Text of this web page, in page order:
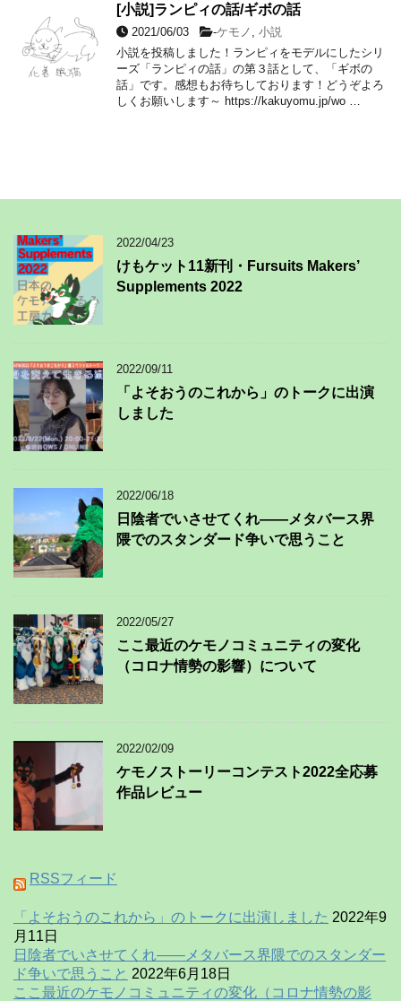
[小説]ランピィの話/ギボの話
2021/06/03 -ケモノ
小説
小説を投稿しました！ランピィをモデルにしたシリ
ーズ「ランピィの話」の第３話として、「ギボの
話」です。感想もお待ちしております！どうぞよろ
しくお願いします～ https://kakuyomu.jp/wo …
2022/04/23
けもケット11新刊・Fursuits Makers’
Supplements 2022
2022/09/11
「よそおうのこれから」のトークに出演
しました
2022/06/18
日陰者でいさせてくれ——メタバース界
隈でのスタンダード争いで思うこと
2022/05/27
ここ最近のケモノコミュニティの変化
（コロナ情勢の影響）について
2022/02/09
ケモノストーリーコンテスト2022全応募
作品レビュー
RSSフィード
「よそおうのこれから」のトークに出演しました 2022年9
月11日
日陰者でいさせてくれ——メタバース界隈でのスタンダー
ド争いで思うこと 2022年6月18日
ここ最近のケモノコミュニティの変化（コロナ情勢の影